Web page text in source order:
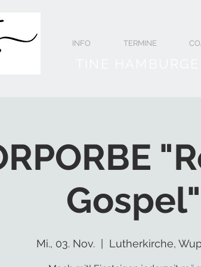
INFO TERMINE
Gospel"
Mi., 03. Nov.
  |
Lutherkirche,